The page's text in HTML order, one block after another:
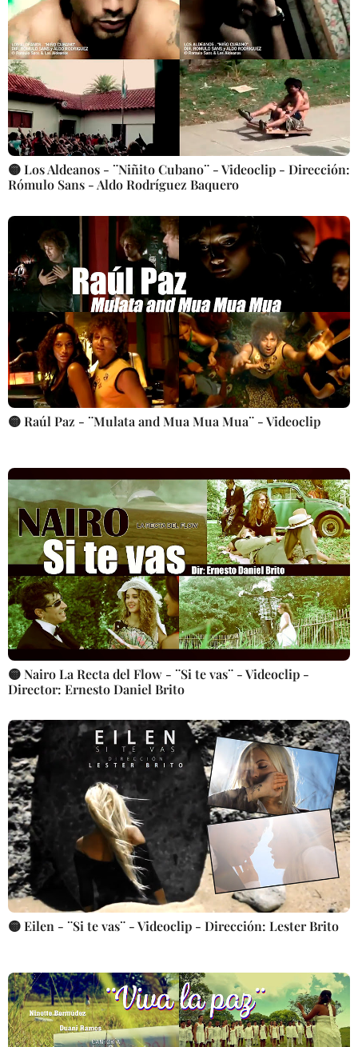
🟡 Los Aldeanos - ¨Niñito Cubano¨ - Videoclip - Dirección:
Rómulo Sans - Aldo Rodríguez Baquero
🟡 Raúl Paz - ¨Mulata and Mua Mua Mua¨ - Videoclip
🟡 Nairo La Recta del Flow - ¨Si te vas¨ - Videoclip -
Director: Ernesto Daniel Brito
🟡 Eilen - ¨Si te vas¨ - Videoclip - Dirección: Lester Brito